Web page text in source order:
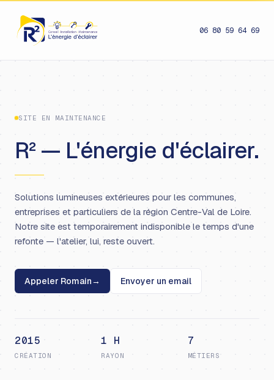
06 80 59 64 69
SITE EN MAINTENANCE
R² — L'énergie d'éclairer.
Solutions lumineuses extérieures pour les communes,
entreprises et particuliers de la région Centre-Val de Loire.
Notre site est temporairement indisponible le temps d'une
refonte — l'atelier, lui, reste ouvert.
Appeler Romain→ Envoyer un email
2015
CRÉATION
1 H
RAYON
7
MÉTIERS